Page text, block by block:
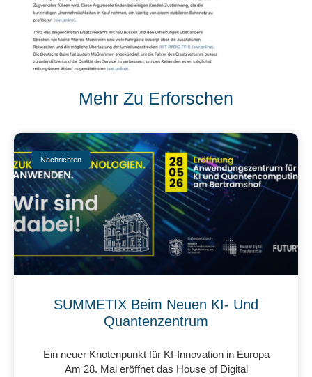
Mehr Zu Erforschen
Nachrichten
SUMMETIX Beim Neuen KI- Und
Quantenzentrum
Ein neuer Knotenpunkt für KI-Innovation in Europa
Am 28. Mai eröffnet das House of Digital